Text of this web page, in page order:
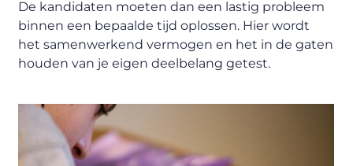
De kandidaten moeten dan een lastig probleem
binnen een bepaalde tijd oplossen. Hier wordt
het samenwerkend vermogen en het in de gaten
houden van je eigen deelbelang getest.